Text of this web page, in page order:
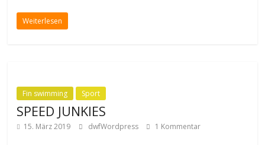
Weiterlesen
Fin swimming Sport
SPEED JUNKIES
15. März 2019 dwfWordpress 1 Kommentar